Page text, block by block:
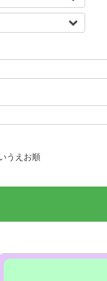
うえお順